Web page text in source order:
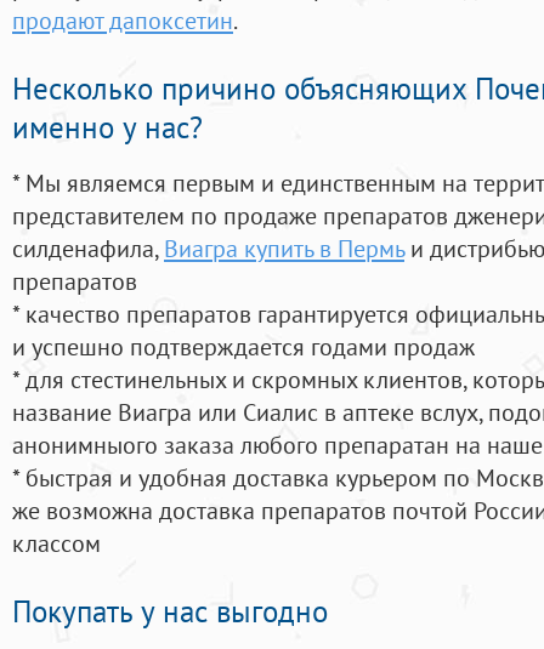
продают дапоксетин.
Несколько причино объясняющих
именно у нас?
* Мы являемся первым и единственным на
представителем по продаже препаратов
силденафила, Виагра купить в Пермьи
препаратов
* качество препаратов гарантируется
и успешно подтверждается годами продаж
* для стестинельных и скромных клиентов,
название Виагра или Сиалис в аптеке вслух,
анонимныого заказа любого препаратан на
* быстрая и удобная доставка курьером по
же возможна доставка препаратов почтой
классом
Покупать у нас выгодно